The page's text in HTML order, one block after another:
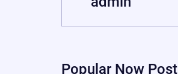
Popular Now Post